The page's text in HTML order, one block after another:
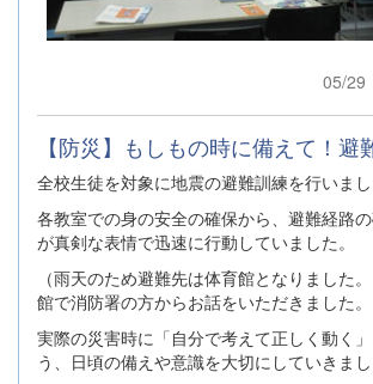
05/29
【防災】もしもの時に備えて！避
全校生徒を対象に地震の避難訓練を行いまし
各教室での身の安全の確保から、避難経路
が真剣な表情で迅速に行動していました。
（雨天のため避難先は体育館となりました
館で消防署の方からお話をいただきました。
実際の災害時に「自分で考えて正しく動く
う、日頃の備えや意識を大切にしていきまし